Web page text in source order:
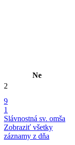
Ne
2
9
1
Slávnostná sv. omša
Zobraziť všetky
záznamy z dňa